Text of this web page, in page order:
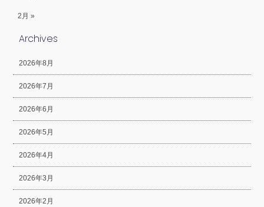
2月 »
Archives
2026年8月
2026年7月
2026年6月
2026年5月
2026年4月
2026年3月
2026年2月